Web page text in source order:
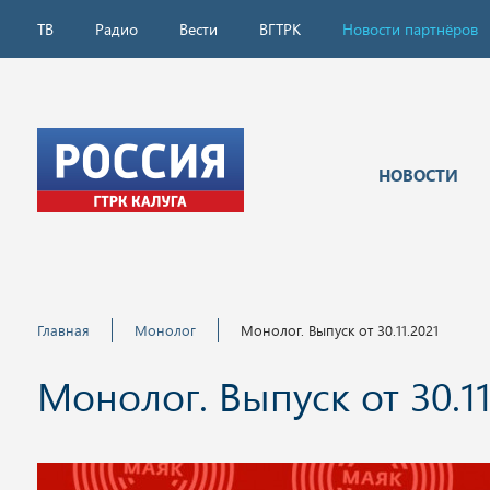
ТВ Радио Вести ВГТРК Новости партнёров
НОВОСТИ
Главная Монолог Монолог. Выпуск от 30.11.2021
Монолог. Выпуск от